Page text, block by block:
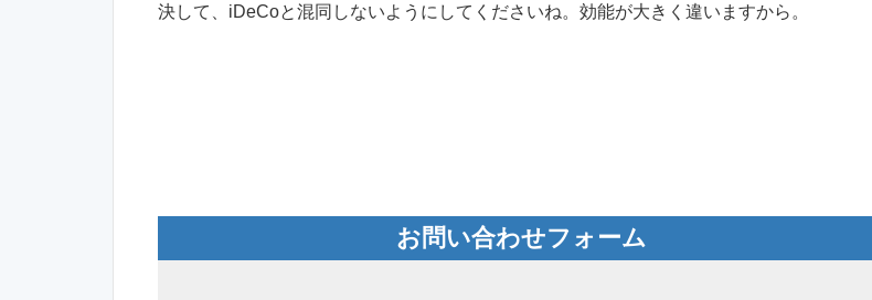
決して、iDeCoと混同しないようにしてくださいね。効能が大きく違いますから。
お問い合わせフォーム